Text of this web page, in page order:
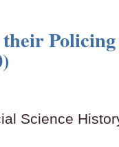
Science